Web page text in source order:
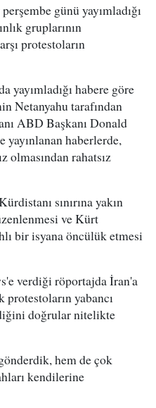
günü yayımladığı
gruplarının
protestoların
yayımladığı habere göre
Netanyahu tarafından
ABD Başkanı Donald
haberlerde,
olmasından rahatsız
sınırına yakın
ve Kürt
bir isyana öncülük etmesi
verdiği röportajda İran'a
yabancı
doğrular nitelikte
hem de çok
kendilerine